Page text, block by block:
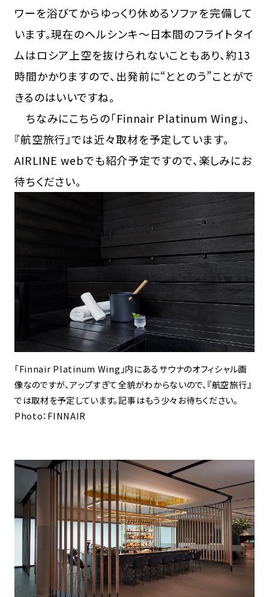
ワーを浴びてからゆっくり休めるソファを完備して
います。現在のヘルシンキ〜日本間のフライトタイ
ムはロシア上空を抜けられないこともあり、約13
時間かかりますので、出発前に“ととのう”ことがで
きるのはいいですね。
ちなみにこちらの「Finnair Platinum Wing」、
『航空旅行』では近々取材を予定しています。
AIRLINE webでも紹介予定ですので、楽しみにお
待ちください。
「Finnair Platinum Wing」内にあるサウナのオフィシャル画
像なのですが、アップすぎて全貌がわからないので、『航空旅行』
では取材を予定しています。記事はもう少々お待ちください。
Photo：FINNAIR